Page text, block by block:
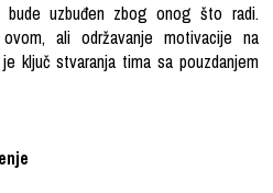
uzbuđen zbog onog što radi.
ali održavanje motivacije na
ključ stvaranja tima sa pouzdanjem